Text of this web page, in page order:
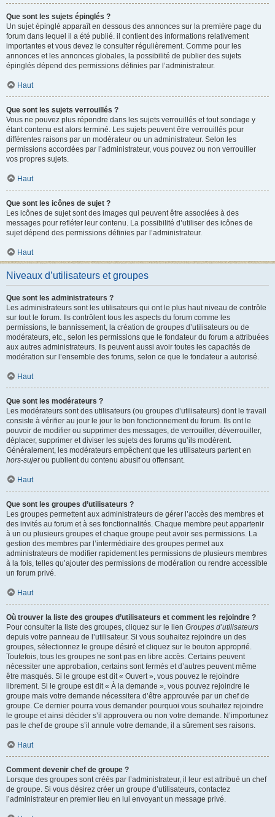
Que sont les sujets épinglés ?
Un sujet épinglé apparaît en dessous des annonces sur la première page du
forum dans lequel il a été publié. il contient des informations relativement
importantes et vous devez le consulter régulièrement. Comme pour les
annonces et les annonces globales, la possibilité de publier des sujets
épinglés dépend des permissions définies par l’administrateur.
Haut
Que sont les sujets verrouillés ?
Vous ne pouvez plus répondre dans les sujets verrouillés et tout sondage y
étant contenu est alors terminé. Les sujets peuvent être verrouillés pour
différentes raisons par un modérateur ou un administrateur. Selon les
permissions accordées par l’administrateur, vous pouvez ou non verrouiller
vos propres sujets.
Haut
Que sont les icônes de sujet ?
Les icônes de sujet sont des images qui peuvent être associées à des
messages pour refléter leur contenu. La possibilité d’utiliser des icônes de
sujet dépend des permissions définies par l’administrateur.
Haut
Niveaux d’utilisateurs et groupes
Que sont les administrateurs ?
Les administrateurs sont les utilisateurs qui ont le plus haut niveau de contrôle
sur tout le forum. Ils contrôlent tous les aspects du forum comme les
permissions, le bannissement, la création de groupes d’utilisateurs ou de
modérateurs, etc., selon les permissions que le fondateur du forum a attribuées
aux autres administrateurs. Ils peuvent aussi avoir toutes les capacités de
modération sur l’ensemble des forums, selon ce que le fondateur a autorisé.
Haut
Que sont les modérateurs ?
Les modérateurs sont des utilisateurs (ou groupes d’utilisateurs) dont le travail
consiste à vérifier au jour le jour le bon fonctionnement du forum. Ils ont le
pouvoir de modifier ou supprimer des messages, de verrouiller, déverrouiller,
déplacer, supprimer et diviser les sujets des forums qu’ils modèrent.
Généralement, les modérateurs empêchent que les utilisateurs partent en
hors-sujetou publient du contenu abusif ou offensant.
Haut
Que sont les groupes d’utilisateurs ?
Les groupes permettent aux administrateurs de gérer l’accès des membres et
des invités au forum et à ses fonctionnalités. Chaque membre peut appartenir
à un ou plusieurs groupes et chaque groupe peut avoir ses permissions. La
gestion des membres par l’intermédiaire des groupes permet aux
administrateurs de modifier rapidement les permissions de plusieurs membres
à la fois, telles qu’ajouter des permissions de modération ou rendre accessible
un forum privé.
Haut
Où trouver la liste des groupes d’utilisateurs et comment les rejoindre ?
Pour consulter la liste des groupes, cliquez sur le lien Groupes d’utilisateurs
depuis votre panneau de l’utilisateur. Si vous souhaitez rejoindre un des
groupes, sélectionnez le groupe désiré et cliquez sur le bouton approprié.
Toutefois, tous les groupes ne sont pas en libre accès. Certains peuvent
nécessiter une approbation, certains sont fermés et d’autres peuvent même
être masqués. Si le groupe est dit « Ouvert », vous pouvez le rejoindre
librement. Si le groupe est dit « À la demande », vous pouvez rejoindre le
groupe mais votre demande nécessitera d’être approuvée par un chef de
groupe. Ce dernier pourra vous demander pourquoi vous souhaitez rejoindre
le groupe et ainsi décider s’il approuvera ou non votre demande. N’importunez
pas le chef de groupe s’il annule votre demande, il a sûrement ses raisons.
Haut
Comment devenir chef de groupe ?
Lorsque des groupes sont créés par l’administrateur, il leur est attribué un chef
de groupe. Si vous désirez créer un groupe d’utilisateurs, contactez
l’administrateur en premier lieu en lui envoyant un message privé.